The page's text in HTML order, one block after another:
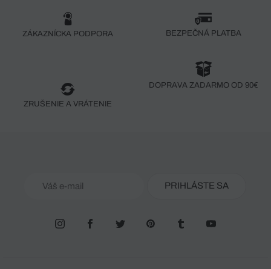
ZÁKAZNÍCKA PODPORA BEZPEČNÁ PLATBA
ZRUŠENIE A VRÁTENIE
DOPRAVA ZADARMO OD 90€
PRIHLÁSTE SA